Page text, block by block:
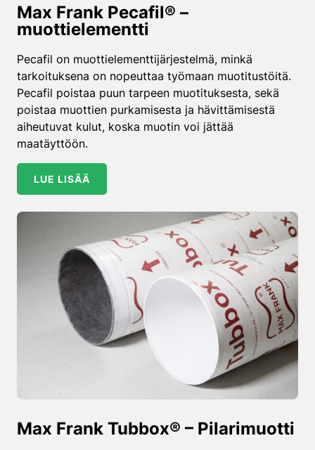
Max Frank Pecafil® –
muottielementti
Pecafil on muottielementtijärjestelmä, minkä
tarkoituksena on nopeuttaa työmaan muotitustöitä.
Pecafil poistaa puun tarpeen muotituksesta, sekä
poistaa muottien purkamisesta ja hävittämisestä
aiheutuvat kulut, koska muotin voi jättää
maatäyttöön.
LUE LISÄÄ
Max Frank Tubbox® – Pilarimuotti